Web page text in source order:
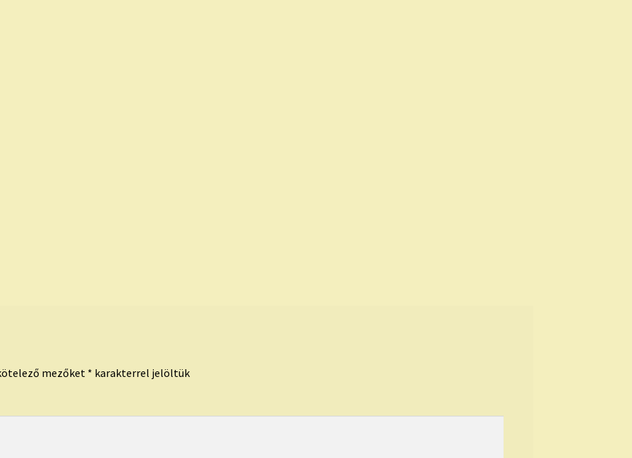
mezőket * karakterrel jelöltük